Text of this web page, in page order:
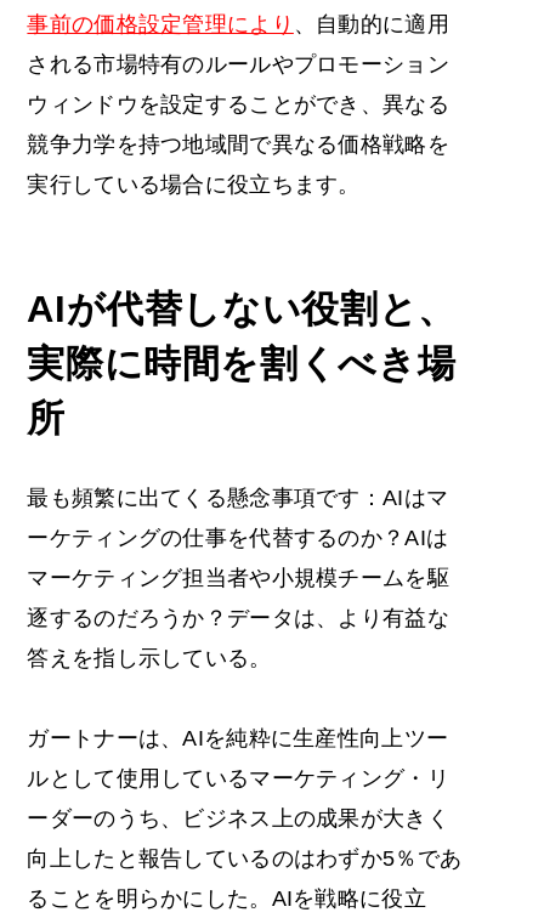
事前の価格設定管理により 、自動的に適用
される市場特有のルールやプロモーション
ウィンドウを設定することができ、異なる
競争力学を持つ地域間で異なる価格戦略を
実行している場合に役立ちます。
AIが代替しない役割と、
実際に時間を割くべき場
所
最も頻繁に出てくる懸念事項です：AIはマ
ーケティングの仕事を代替するのか？AIは
マーケティング担当者や小規模チームを駆
逐するのだろうか？データは、より有益な
答えを指し示している。
ガートナーは、AIを純粋に生産性向上ツー
ルとして使用しているマーケティング・リ
ーダーのうち、ビジネス上の成果が大きく
向上したと報告しているのはわずか5％であ
ることを明らかにした。AIを戦略に役立